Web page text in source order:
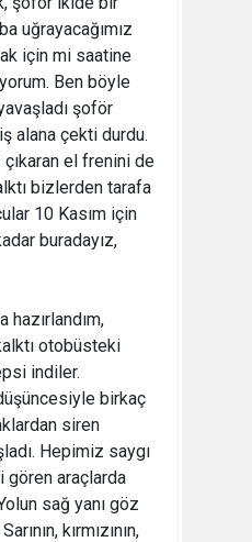
uğrayacağımız
için mi saatine
Ben böyle
şoför
alana çekti durdu.
çıkaran el frenini de
bizlerden tarafa
10 Kasım için
buradayız,
hazırlandım,
otobüsteki
indiler.
birkaç
siren
Hepimiz saygı
gören araçlarda
sağ yanı göz
kırmızının,